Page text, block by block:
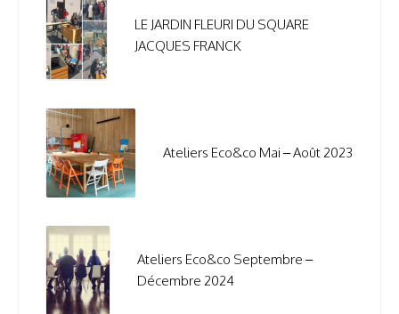
LE JARDIN FLEURI DU SQUARE
JACQUES FRANCK
Ateliers Eco&co Mai – Août 2023
Ateliers Eco&co Septembre –
Décembre 2024